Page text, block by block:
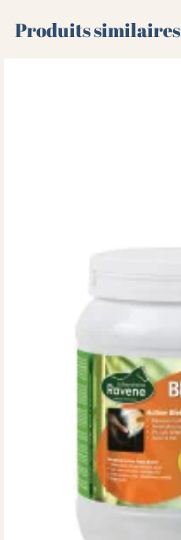
Produits similaires